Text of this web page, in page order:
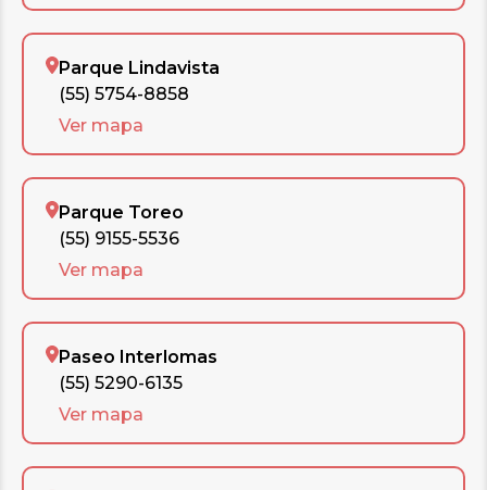
Parque Lindavista
(55) 5754-8858
Ver mapa
Parque Toreo
(55) 9155-5536
Ver mapa
Paseo Interlomas
(55) 5290-6135
Ver mapa